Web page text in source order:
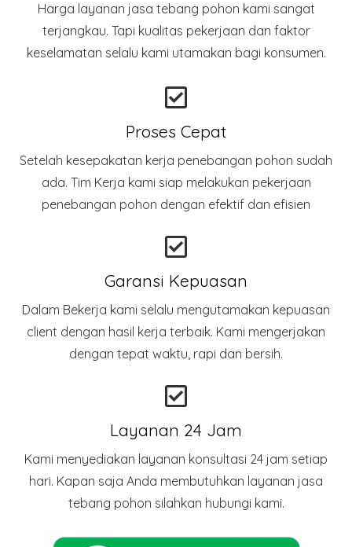
Harga layanan jasa tebang pohon kami sangat
terjangkau. Tapi kualitas pekerjaan dan faktor
keselamatan selalu kami utamakan bagi konsumen.
Proses Cepat
Setelah kesepakatan kerja penebangan pohon sudah
ada. Tim Kerja kami siap melakukan pekerjaan
penebangan pohon dengan efektif dan efisien
Garansi Kepuasan
Dalam Bekerja kami selalu mengutamakan kepuasan
client dengan hasil kerja terbaik. Kami mengerjakan
dengan tepat waktu, rapi dan bersih.
Layanan 24 Jam
Kami menyediakan layanan konsultasi 24 jam setiap
hari. Kapan saja Anda membutuhkan layanan jasa
tebang pohon silahkan hubungi kami.